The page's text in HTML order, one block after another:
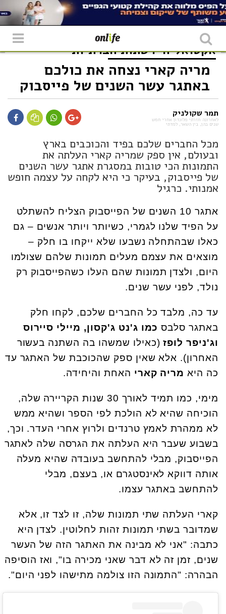
אקטואליה רשתות חברתיות
מריה קארי נצחה את כולכם
באתגר עשר השנים של פייסבוק
תמר שקולניק
לאחרונה חזרתי מלונדון אחרי חמש
שנים בהן, בין השאר, למדתי
מכל החברים שלכם בפיד והכוכבים בארץ
ובעולם, אין ספק שמריה קארי העלתה את
התמונות הכי טובות במסגרת אתגר עשר השנים
של פייסבוק, בעיקר כי היא לקחה על עצמה חופש
אמנותי. כרגיל
אתגר 10 השנים של הפייסבוק הצליח להשתלט
על הפיד שלנו לגמרי, כשיותר ויותר אנשים – גם
כאלו שבהתחלה נשבעו שלא ייקחו בו חלק –
מוצאים את עצמם מעלים תמונות שלהם שצולמו
היום, ולצדן תמונות שהם העלו כשהפייסבוק רק
נולד, לפני עשר שנים.
עד כה, מלבד כל החברים שלכם, לקחו חלק
באתגר סלבס כמו ג'נט ג'קסון, מיילי סיירוס
וג'ניפר לופז(כאילו שמשהו בה השתנה בעשור
האחרון). אלא שאין ספק שהכוכבת של האתגר עד
כה היא מריה קארי האחת והיחידה.
מימי, כמו תמיד לאורך 30 שנות הקריירה שלה,
הוכיחה שהיא לא הולכת לפי הספר ושהיא ממש
לא ממהרת לאמץ טרנדים ולרוץ אחרי העדר. וכך,
בשבוע שעבר היא העלתה את הגרסה שלה לאתגר
הפייסבוק, מבלי להתחשב בעובדה שהיא מעלה
אותה דווקא לאינסטגרם או, בעצם, מבלי
להתחשב באתגר עצמו.
קארי העלתה שתי תמונות שלה, זו לצד זו, אלא
שמדובר בשתי תמונות זהות לחלוטין. לצדן היא
כתבה: "אני לא מבינה את האתגר הזה של העשר
שנים, זמן זה לא דבר שאני מכירה בו", ואז הוסיפה
הבהרה: "התמונה הזו צולמה מתישהו לפני היום".